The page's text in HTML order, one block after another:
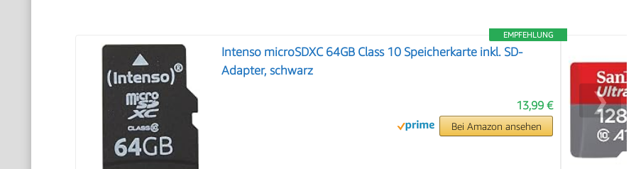
EMPFEHLUNG
Intenso microSDXC 64GB Class 10 Speicherkarte inkl. SD-
Adapter, schwarz
13,99 €
Bei Amazon ansehen
❯